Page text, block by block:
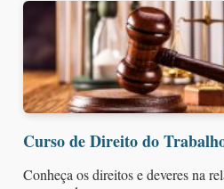
Curso de Direito do
Conheça os direitos e deveres na